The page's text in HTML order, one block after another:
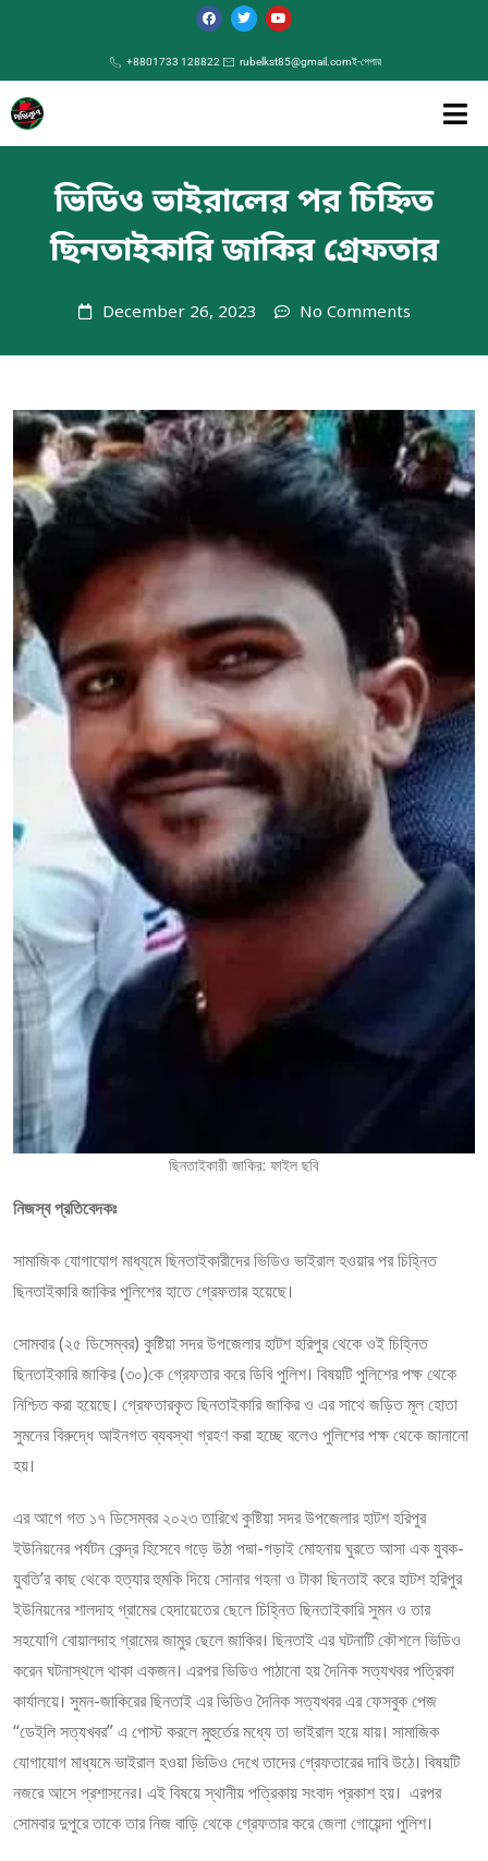
+8801733 128822 rubelkst85@gmail.comই-পেপার
ভিডিও ভাইরালের পর চিহ্নিত
ছিনতাইকারি জাকির গ্রেফতার
December 26, 2023 No Comments
ছিনতাইকারী জাকির: ফাইল ছবি
নিজস্ব প্রতিবেদকঃ
সামাজিক যোগাযোগ মাধ্যমে ছিনতাইকারীদের ভিডিও ভাইরাল হওয়ার পর চিহ্নিত
ছিনতাইকারি জাকির পুলিশের হাতে গ্রেফতার হয়েছে।
সোমবার (২৫ ডিসেম্বর) কুষ্টিয়া সদর উপজেলার হাটশ হরিপুর থেকে ওই চিহ্নিত
ছিনতাইকারি জাকির (৩০)কে গ্রেফতার করে ডিবি পুলিশ। বিষয়টি পুলিশের পক্ষ থেকে
নিশ্চিত করা হয়েছে। গ্রেফতারকৃত ছিনতাইকারি জাকির ও এর সাথে জড়িত মূল হোতা
সুমনের বিরুদ্ধে আইনগত ব্যবস্থা গ্রহণ করা হচ্ছে বলেও পুলিশের পক্ষ থেকে জানানো
হয়।
এর আগে গত ১৭ ডিসেম্বর ২০২৩ তারিখে কুষ্টিয়া সদর উপজেলার হাটশ হরিপুর
ইউনিয়নের পর্যটন কেন্দ্র হিসেবে গড়ে উঠা পদ্মা-গড়াই মোহনায় ঘুরতে আসা এক যুবক-
যুবতি’র কাছ থেকে হত্যার হুমকি দিয়ে সোনার গহনা ও টাকা ছিনতাই করে হাটশ হরিপুর
ইউনিয়নের শালদাহ গ্রামের হেদায়েতের ছেলে চিহ্নিত ছিনতাইকারি সুমন ও তার
সহযোগি বোয়ালদাহ গ্রামের জামুর ছেলে জাকির। ছিনতাই এর ঘটনাটি কৌশলে ভিডিও
করেন ঘটনাস্থলে থাকা একজন। এরপর ভিডিও পাঠানো হয় দৈনিক সত্যখবর পত্রিকা
কার্যালয়ে। সুমন-জাকিরের ছিনতাই এর ভিডিও দৈনিক সত্যখবর এর ফেসবুক পেজ
“ডেইলি সত্যখবর” এ পোস্ট করলে মুহুর্তের মধ্যে তা ভাইরাল হয়ে যায়। সামাজিক
যোগাযোগ মাধ্যমে ভাইরাল হওয়া ভিডিও দেখে তাদের গ্রেফতারের দাবি উঠে। বিষয়টি
নজরে আসে প্রশাসনের। এই বিষয়ে স্থানীয় পত্রিকায় সংবাদ প্রকাশ হয়‌। এরপর
সোমবার দুপুরে তাকে তার নিজ বাড়ি থেকে গ্রেফতার করে জেলা গোয়েন্দা পুলিশ।